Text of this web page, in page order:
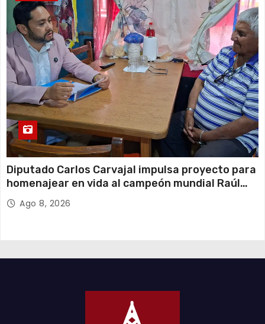
Diputado Carlos Carvajal impulsa proyecto para
homenajear en vida al campeón mundial Raúl
Choque
Ago 8, 2026